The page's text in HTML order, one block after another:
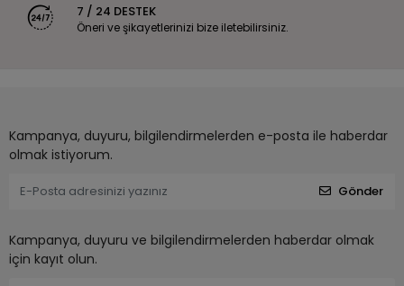
7 / 24 DESTEK
Öneri ve şikayetlerinizi bize iletebilirsiniz.
Kampanya, duyuru, bilgilendirmelerden e-posta ile haberdar
olmak istiyorum.
Gönder
Kampanya, duyuru ve bilgilendirmelerden haberdar olmak
için kayıt olun.